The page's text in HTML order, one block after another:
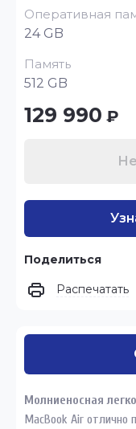
Оперативная
24 GB
Память
512 GB
129 990 ₽
Поделиться
Распечатать
Молниеносная
MacBook Air отлично